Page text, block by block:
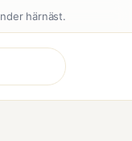
härnäst.